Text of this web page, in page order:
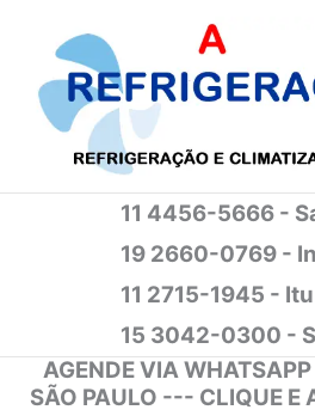
conteúdo
11 4456-5666 -
19 2660-0769 -
11 2715-1945 - Itu
15 3042-0300 -
AGENDE VIA WHATSAPP
SÃO PAULO --- CLIQUE E